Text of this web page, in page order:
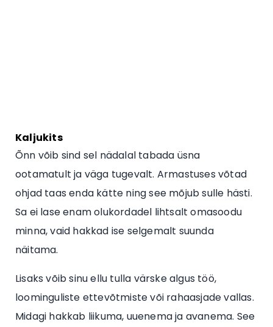
Kaljukits
Õnn võib sind sel nädalal tabada üsna
ootamatult ja väga tugevalt. Armastuses võtad
ohjad taas enda kätte ning see mõjub sulle hästi.
Sa ei lase enam olukordadel lihtsalt omasoodu
minna, vaid hakkad ise selgemalt suunda
näitama.
Lisaks võib sinu ellu tulla värske algus töö,
loominguliste ettevõtmiste või rahaasjade vallas.
Midagi hakkab liikuma, uuenema ja avanema. See